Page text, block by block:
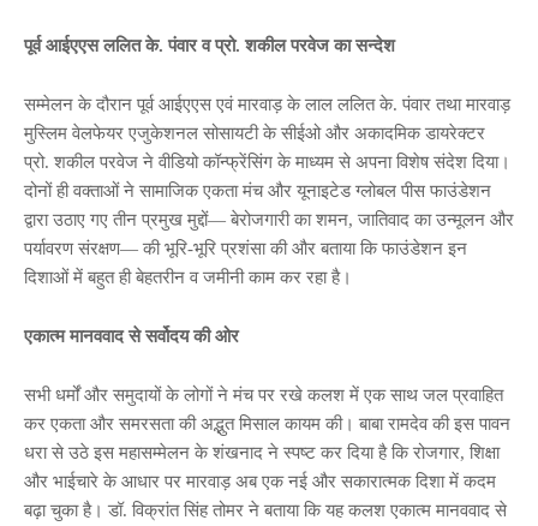
पूर्व आईएएस ललित के. पंवार व प्रो. शकील परवेज का सन्देश
सम्मेलन के दौरान पूर्व आईएएस एवं मारवाड़ के लाल ललित के. पंवार तथा मारवाड़
मुस्लिम वेलफेयर एजुकेशनल सोसायटी के सीईओ और अकादमिक डायरेक्टर
प्रो. शकील परवेज ने वीडियो कॉन्फ्रेंसिंग के माध्यम से अपना विशेष संदेश दिया।
दोनों ही वक्ताओं ने सामाजिक एकता मंच और यूनाइटेड ग्लोबल पीस फाउंडेशन
द्वारा उठाए गए तीन प्रमुख मुद्दों— बेरोजगारी का शमन, जातिवाद का उन्मूलन और
पर्यावरण संरक्षण— की भूरि-भूरि प्रशंसा की और बताया कि फाउंडेशन इन
दिशाओं में बहुत ही बेहतरीन व जमीनी काम कर रहा है।
एकात्म मानववाद से सर्वोदय की ओर
सभी धर्मों और समुदायों के लोगों ने मंच पर रखे कलश में एक साथ जल प्रवाहित
कर एकता और समरसता की अद्भुत मिसाल कायम की। बाबा रामदेव की इस पावन
धरा से उठे इस महासम्मेलन के शंखनाद ने स्पष्ट कर दिया है कि रोजगार, शिक्षा
और भाईचारे के आधार पर मारवाड़ अब एक नई और सकारात्मक दिशा में कदम
बढ़ा चुका है। डॉ. विक्रांत सिंह तोमर ने बताया कि यह कलश एकात्म मानववाद से